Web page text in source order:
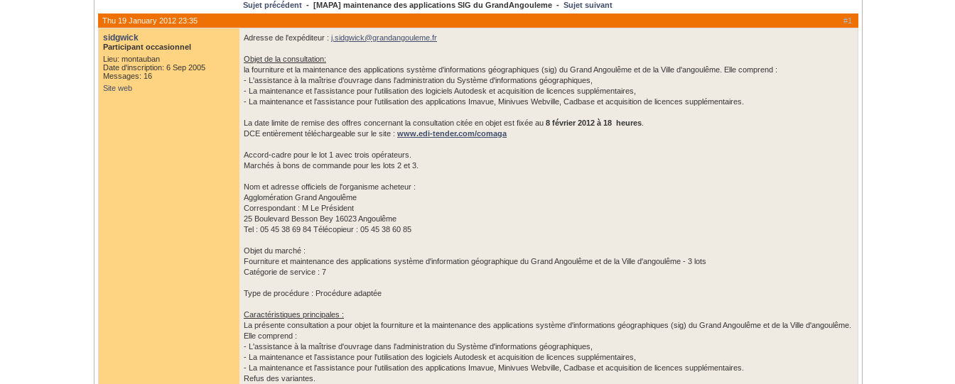
Sujet précédent - [MAPA] maintenance des applications SIG du GrandAngouleme - Sujet suivant
#1
Thu 19 January 2012 23:35
sidgwick
Participant occasionnel
Lieu: montauban
Date d'inscription: 6 Sep 2005
Messages: 16
Site web
Adresse de l'expéditeur : j.sidgwick@grandangouleme.fr
Objet de la consultation:
la fourniture et la maintenance des applications système d'informations géographiques (sig) du Grand Angoulême et de la Ville d'angoulême. Elle comprend :
- L'assistance à la maîtrise d'ouvrage dans l'administration du Système d'informations géographiques,
- La maintenance et l'assistance pour l'utilisation des logiciels Autodesk et acquisition de licences supplémentaires,
- La maintenance et l'assistance pour l'utilisation des applications Imavue, Minivues Webville, Cadbase et acquisition de licences supplémentaires.
La date limite de remise des offres concernant la consultation citée en objet est fixée au 8 février 2012 à 18 heures
DCE entièrement téléchargeable sur le site : www.edi-tender.com/comaga
Accord-cadre pour le lot 1 avec trois opérateurs.
Marchés à bons de commande pour les lots 2 et 3.
Nom et adresse officiels de l'organisme acheteur :
Agglomération Grand Angoulême
Correspondant : M Le Président
25 Boulevard Besson Bey 16023 Angoulême
Tel : 05 45 38 69 84 Télécopieur : 05 45 38 60 85
Objet du marché :
Fourniture et maintenance des applications système d'information géographique du Grand Angoulême et de la Ville d'angoulême - 3 lots
Catégorie de service : 7
Type de procédure : Procédure adaptée
Caractéristiques principales :
La présente consultation a pour objet la fourniture et la maintenance des applications système d'informations géographiques (sig) du Grand Angoulême et de la Ville d'angoulême.
Elle comprend :
- L'assistance à la maîtrise d'ouvrage dans l'administration du Système d'informations géographiques,
- La maintenance et l'assistance pour l'utilisation des logiciels Autodesk et acquisition de licences supplémentaires,
- La maintenance et l'assistance pour l'utilisation des applications Imavue, Minivues Webville, Cadbase et acquisition de licences supplémentaires.
Refus des variantes.